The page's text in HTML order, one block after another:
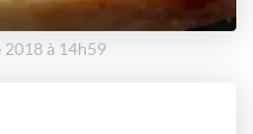
2018 à 14h59